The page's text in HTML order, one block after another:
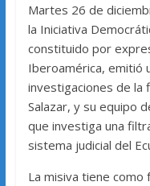
Martes 26 de
la Iniciativa
constituido por
Iberoamérica, emitió
investigaciones de la
Salazar, y su equipo
que investiga una
sistema judicial del
La misiva tiene